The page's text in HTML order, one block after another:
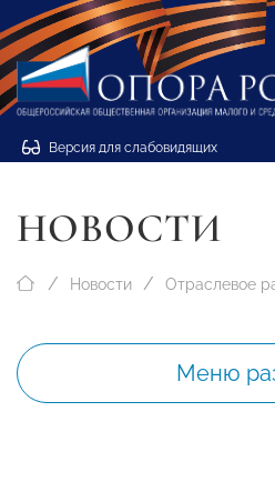
Версия для слабовидящих
НОВОСТИ
Новости Отраслевое
Меню